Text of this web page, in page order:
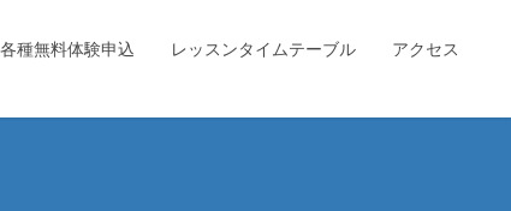
各種無料体験申込 レッスンタイムテーブル アクセス